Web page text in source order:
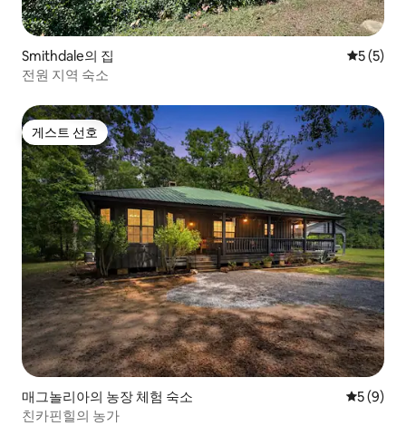
Smithdale의 집 평점 5점
5 (5)
전원 지역 숙소
게스트 선호
게스트 선호
매그놀리아의 농장 체험 숙소 평점 5점
5 (9)
친카핀힐의 농가